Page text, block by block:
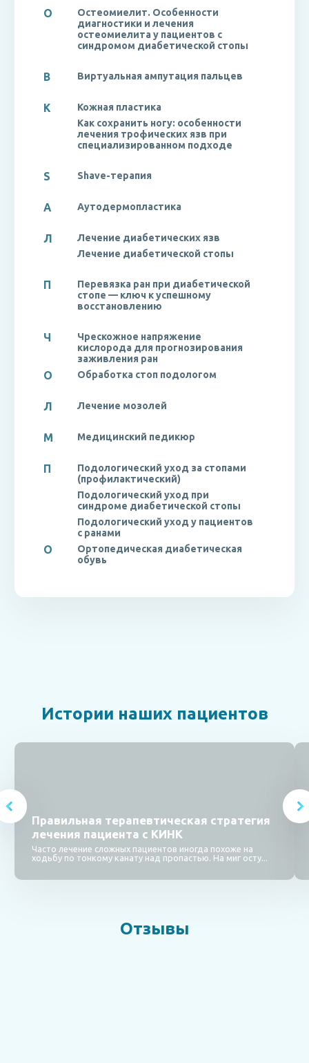
О
Остеомиелит. Особенности
диагностики и лечения
остеомиелита у пациентов с
синдромом диабетической стопы
В Виртуальная ампутация пальцев
К
Кожная пластика
Как сохранить ногу: особенности
лечения трофических язв при
специализированном подходе
S Shave-терапия
А Аутодермопластика
Л
Лечение диабетических язв
Лечение диабетической стопы
П
Перевязка ран при диабетической
стопе — ключ к успешному
восстановлению
Ч
Чрескожное напряжение
кислорода для прогнозирования
заживления ран
О Обработка стоп подологом
Л Лечение мозолей
М Медицинский педикюр
П
Подологический уход за стопами
(профилактический)
Подологический уход при
синдроме диабетической стопы
Подологический уход у пациентов
с ранами
О
Ортопедическая диабетическая
обувь
Истории наших пациентов
Правильная терапевтическая стратегия
лечения пациента с КИНК
Часто лечение сложных пациентов иногда похоже на
ходьбу по тонкому канату над пропастью. На миг осту...
Отзывы